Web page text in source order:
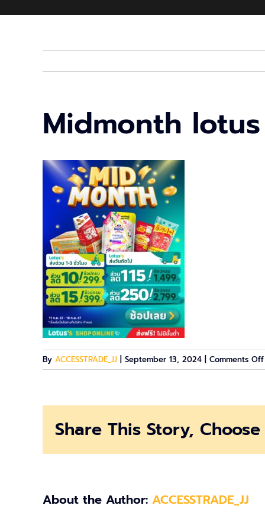
Midmonth
By ACCESSTRADE_JJ September 13, 2024 Comments Off
Share This Story,
About the Author: ACCESSTRADE_JJ